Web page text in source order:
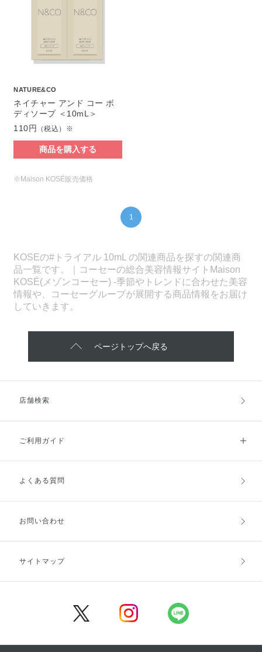
NATURE&CO
ネイチャー アンド コー ボ
ディソープ ＜10mL＞
110円
（税込）※
商品を購入する
※Maison KOSÉ販売価格
1
KOSEの#トライアル 10mL の関連商品を探すの関連商
品一覧です。｜コーセーの総合美容情報サイトMaison
KOSÉ(メゾンコーセー) -季節やトレンドに合わせた美容
情報や、コーセーグループが展開する商品情報をお届け
していきます。
ページトップへ戻る
店舗検索
ご利用ガイド
ご利用ガイドトップ
お支払方法
キャンセル・返品・交換
よくある質問
お問い合わせ
サイトマップ